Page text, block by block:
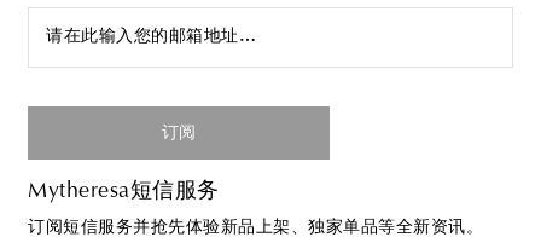
请在此输入您的邮箱地址…
订阅
Mytheresa短信服务
订阅短信服务并抢先体验新品上架、独家单品等全新资讯。